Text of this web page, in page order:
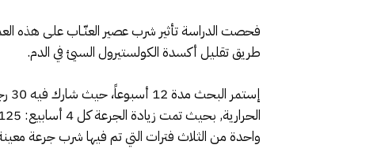
فحصت الدراسة تأثير شرب عصير العنّـاب على هذه
طريق تقليل أكسدة الكولستيرول السيئ في الدم.
واحدة من الثلاث فترات التي تم فيها شرب جرعة